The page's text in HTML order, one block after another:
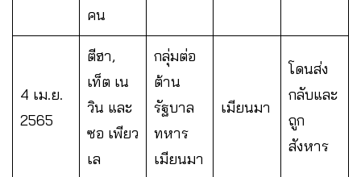
คน
4 เม.ย.
2565
ตีฮา,
เท็ต เน
วิน และ
ซอ เพียว
เล
กลุ่มต่อ
ต้าน
รัฐบาล
ทหาร
เมียนมา
เมียนมา
โดนส่ง
กลับและ
ถูก
สังหาร